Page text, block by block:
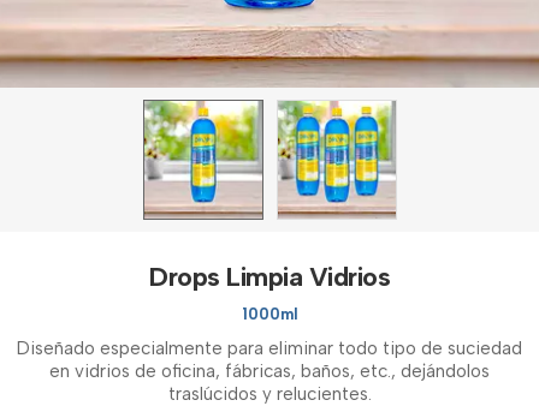
Drops Limpia Vidrios
1000ml
Diseñado especialmente para eliminar todo tipo de suciedad
en vidrios de oficina, fábricas, baños, etc., dejándolos
traslúcidos y relucientes.